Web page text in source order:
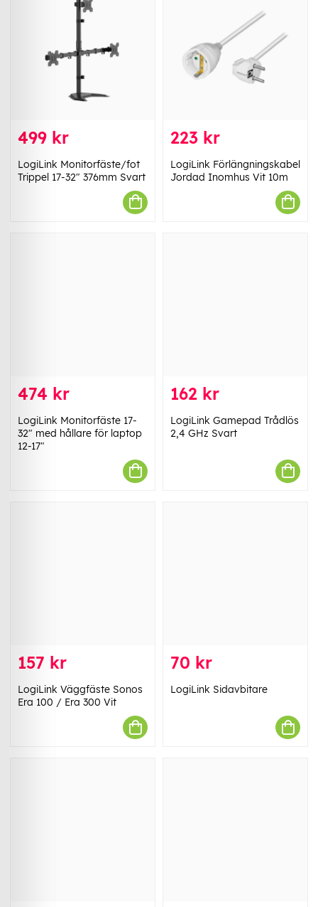
499 kr
LogiLink Monitorfäste/fot
Trippel 17-32" 376mm Svart
223 kr
LogiLink Förlängningskabel
Jordad Inomhus Vit 10m
474 kr
LogiLink Monitorfäste 17-
32" med hållare för laptop
12-17"
162 kr
LogiLink Gamepad Trådlös
2,4 GHz Svart
157 kr
LogiLink Väggfäste Sonos
Era 100 / Era 300 Vit
70 kr
LogiLink Sidavbitare